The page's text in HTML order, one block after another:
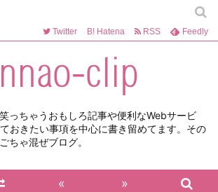
っちゃうおもしろ記事や便利なWebサービ
おきたい事項を中心に書き留めてます。その
ちゃ混ぜブログ。
« »
Twitter B! Hatena RSS Feedly